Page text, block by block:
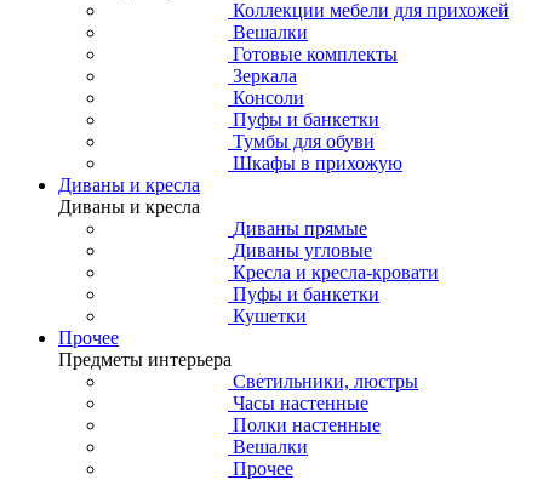
Коллекции мебели для прихожей
Вешалки
Готовые комплекты
Зеркала
Консоли
Пуфы и банкетки
Тумбы для обуви
Шкафы в прихожую
Диваны и кресла
Диваны и кресла
Диваны прямые
Диваны угловые
Кресла и кресла-кровати
Пуфы и банкетки
Кушетки
Прочее
Предметы интерьера
Светильники, люстры
Часы настенные
Полки настенные
Вешалки
Прочее